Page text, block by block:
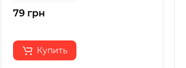
79 грн
Купить